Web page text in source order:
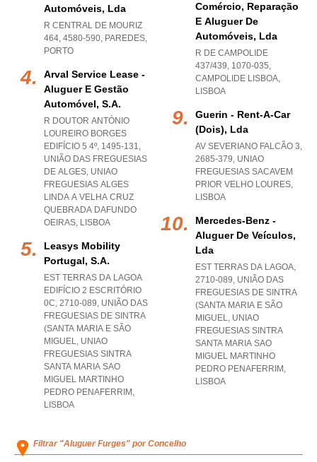
Automóveis, Lda
R CENTRAL DE MOURIZ
464, 4580-590, PAREDES,
PORTO
Arval Service Lease -
Aluguer E Gestão
Automóvel, S.a.
R DOUTOR ANTÓNIO
LOUREIRO BORGES
EDIFÍCIO 5 4º, 1495-131,
UNIÃO DAS FREGUESIAS
DE ALGES, UNIAO
FREGUESIAS ALGES
LINDA A VELHA CRUZ
QUEBRADA DAFUNDO
OEIRAS, LISBOA
Leasys Mobility
Portugal, S.a.
EST TERRAS DA LAGOA
EDIFÍCIO 2 ESCRITÓRIO
0C, 2710-089, UNIÃO DAS
FREGUESIAS DE SINTRA
(SANTA MARIA E SÃO
MIGUEL, UNIAO
FREGUESIAS SINTRA
SANTA MARIA SAO
MIGUEL MARTINHO
PEDRO PENAFERRIM ,
LISBOA
Comércio, Reparação
E Aluguer De
Automóveis, Lda
R DE CAMPOLIDE
437/439, 1070-035,
CAMPOLIDE LISBOA,
LISBOA
Guerin - Rent-A-Car
(dois), Lda
AV SEVERIANO FALCÃO 3,
2685-379, UNIAO
FREGUESIAS SACAVEM
PRIOR VELHO LOURES,
LISBOA
Mercedes-Benz -
Aluguer De Veículos,
Lda
EST TERRAS DA LAGOA,
2710-089, UNIÃO DAS
FREGUESIAS DE SINTRA
(SANTA MARIA E SÃO
MIGUEL, UNIAO
FREGUESIAS SINTRA
SANTA MARIA SAO
MIGUEL MARTINHO
PEDRO PENAFERRIM ,
LISBOA
Filtrar "Aluguer Furges" por Concelho